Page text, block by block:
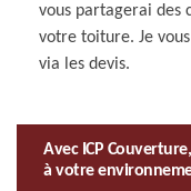
vous partagerai des
votre toiture. Je
via les devis.
Avec ICP
à votre